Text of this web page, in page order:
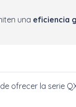
una eficiencia
ofrecer la serie